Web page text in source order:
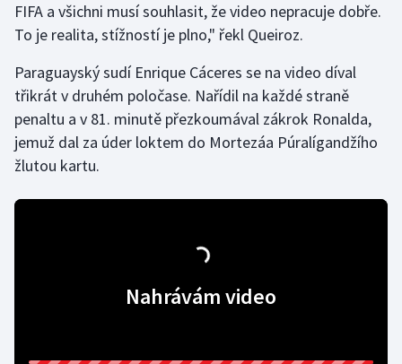
Jezdectví
Krasobruslení
Lezení
FIFA a všichni musí souhlasit, že video nepracuje dobře.
To je realita, stížností je plno," řekl Queiroz.
Paraguayský sudí Enrique Cáceres se na video díval
třikrát v druhém poločase. Nařídil na každé straně
penaltu a v 81. minutě přezkoumával zákrok Ronalda,
jemuž dal za úder loktem do Mortezáa Púralígandžího
žlutou kartu.
Nahrávám video